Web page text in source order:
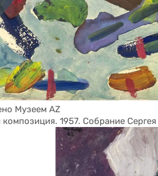
Музеем AZ
композиция. 1957. Собрание